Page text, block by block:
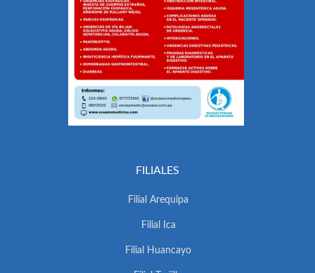
FILIALES
Filial Arequipa
Filial Ica
Filial Huancayo